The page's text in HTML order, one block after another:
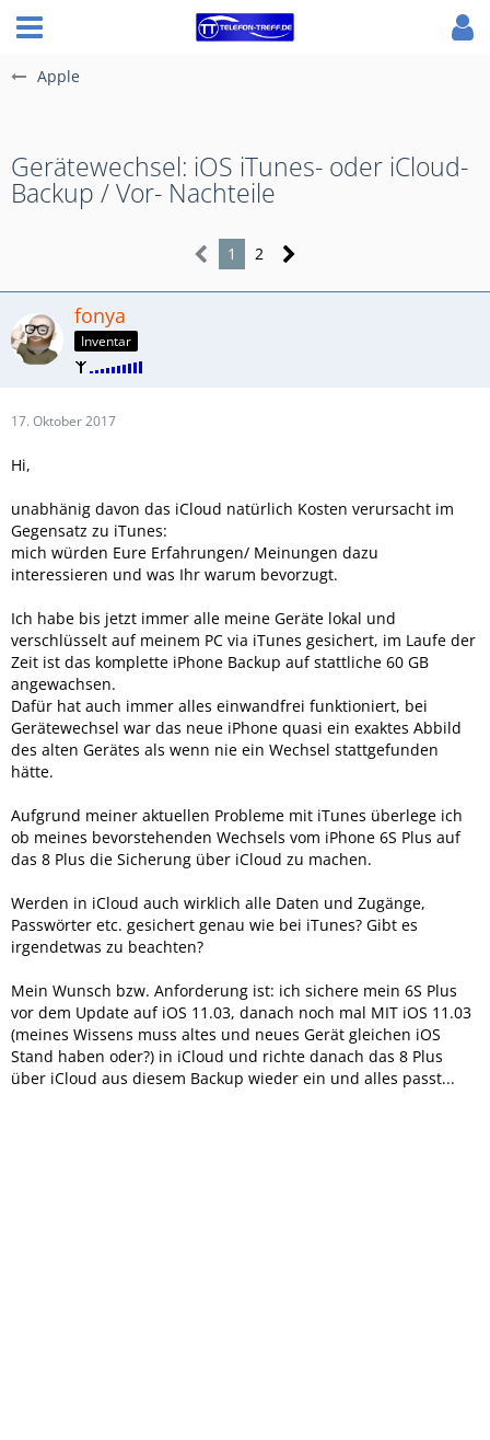
Apple
Gerätewechsel: iOS iTunes- oder iCloud-
Backup / Vor- Nachteile
1 2
fonya
Inventar
17. Oktober 2017
Hi,
unabhänig davon das iCloud natürlich Kosten verursacht im
Gegensatz zu iTunes:
mich würden Eure Erfahrungen/ Meinungen dazu
interessieren und was Ihr warum bevorzugt.
Ich habe bis jetzt immer alle meine Geräte lokal und
verschlüsselt auf meinem PC via iTunes gesichert, im Laufe der
Zeit ist das komplette iPhone Backup auf stattliche 60 GB
angewachsen.
Dafür hat auch immer alles einwandfrei funktioniert, bei
Gerätewechsel war das neue iPhone quasi ein exaktes Abbild
des alten Gerätes als wenn nie ein Wechsel stattgefunden
hätte.
Aufgrund meiner aktuellen Probleme mit iTunes überlege ich
ob meines bevorstehenden Wechsels vom iPhone 6S Plus auf
das 8 Plus die Sicherung über iCloud zu machen.
Werden in iCloud auch wirklich alle Daten und Zugänge,
Passwörter etc. gesichert genau wie bei iTunes? Gibt es
irgendetwas zu beachten?
Mein Wunsch bzw. Anforderung ist: ich sichere mein 6S Plus
vor dem Update auf iOS 11.03, danach noch mal MIT iOS 11.03
(meines Wissens muss altes und neues Gerät gleichen iOS
Stand haben oder?) in iCloud und richte danach das 8 Plus
über iCloud aus diesem Backup wieder ein und alles passt...